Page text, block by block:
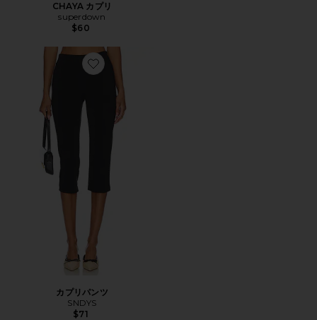
CHAYA カプリ
superdown
$60
Favorite カプリパンツ
カプリパンツ
SNDYS
$71